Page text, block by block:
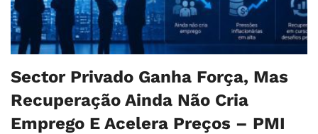
Sector Privado Ganha Força, Mas
Recuperação Ainda Não Cria
Emprego E Acelera Preços – PMI